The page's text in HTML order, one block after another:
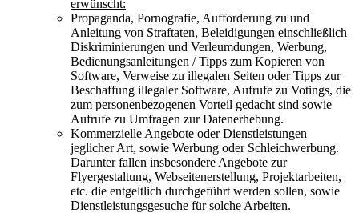
erwünscht:
Propaganda, Pornografie, Aufforderung zu und
Anleitung von Straftaten, Beleidigungen einschließlich
Diskriminierungen und Verleumdungen, Werbung,
Bedienungsanleitungen / Tipps zum Kopieren von
Software, Verweise zu illegalen Seiten oder Tipps zur
Beschaffung illegaler Software, Aufrufe zu Votings, die
zum personenbezogenen Vorteil gedacht sind sowie
Aufrufe zu Umfragen zur Datenerhebung.
Kommerzielle Angebote oder Dienstleistungen
jeglicher Art, sowie Werbung oder Schleichwerbung.
Darunter fallen insbesondere Angebote zur
Flyergestaltung, Webseitenerstellung, Projektarbeiten,
etc. die entgeltlich durchgeführt werden sollen, sowie
Dienstleistungsgesuche für solche Arbeiten.